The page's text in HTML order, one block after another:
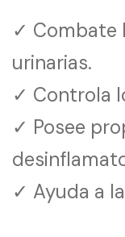
✓ Combate
urinarias.
✓ Controla
✓ Posee
✓ Ayuda a